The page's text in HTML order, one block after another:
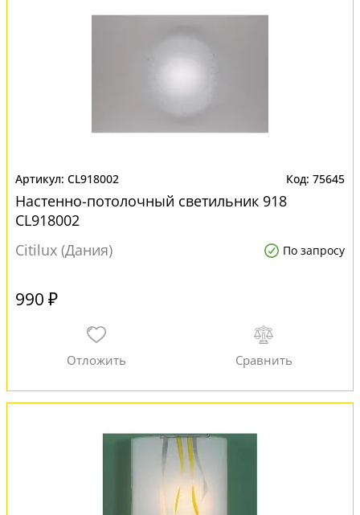
CL918002 75645
Настенно-потолочный светильник 918
CL918002
Citilux (Дания)
По запросу
990 ₽